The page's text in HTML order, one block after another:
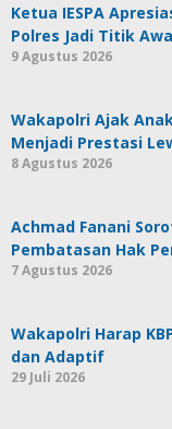
Ketua IESPA
Polres Jadi Titik
9 Agustus 2026
Wakapolri Ajak
Menjadi Prestasi
8 Agustus 2026
Achmad Fanani
Pembatasan Hak
7 Agustus 2026
Wakapolri Harap
dan Adaptif
29 Juli 2026